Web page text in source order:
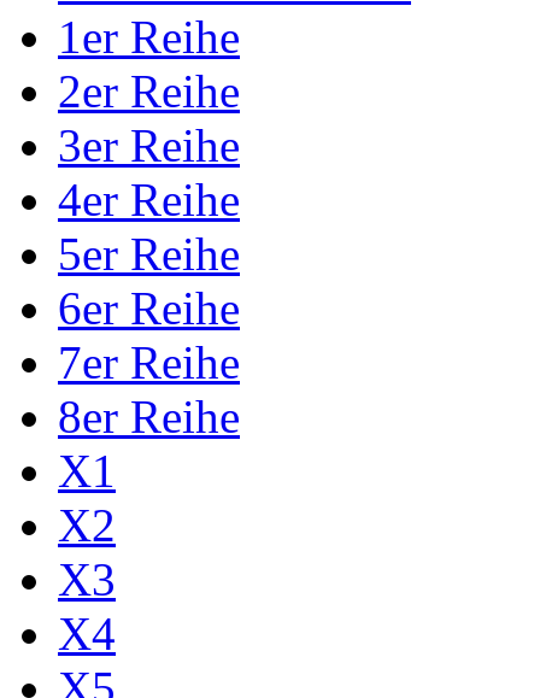
1er Reihe
2er Reihe
3er Reihe
4er Reihe
5er Reihe
6er Reihe
7er Reihe
8er Reihe
X1
X2
X3
X4
X5